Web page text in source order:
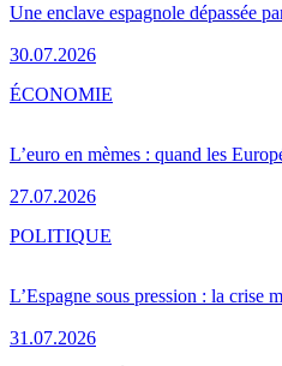
Une enclave espagnole dépassée
30.07.2026
L’euro en mèmes : quand les
27.07.2026
ÉCONOMIE
L’Espagne sous pression : la crise
31.07.2026
POLITIQUE